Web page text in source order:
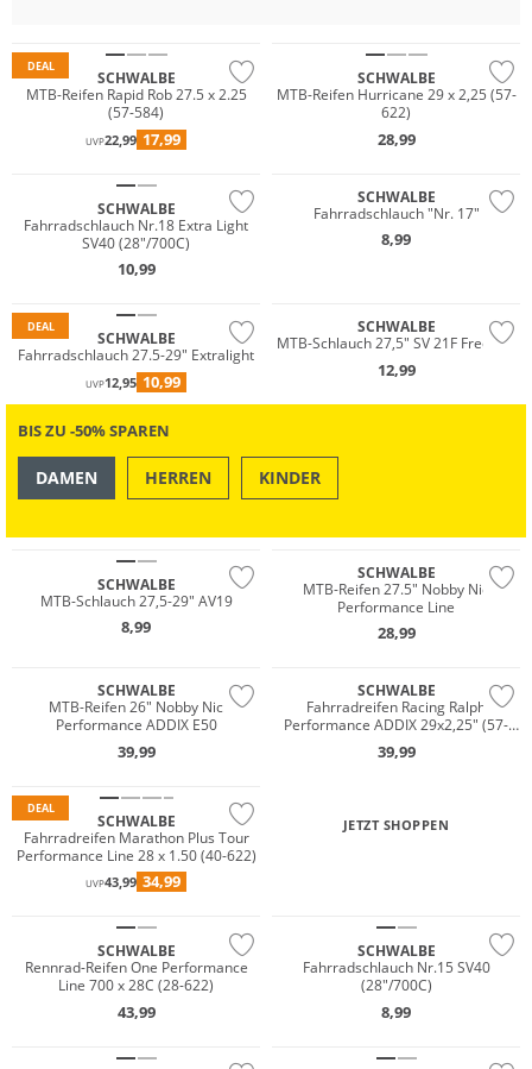
DEAL
SCHWALBE
MTB-Reifen Rapid Rob 27.5 x 2.25
(57-584)
UVP22,99 17,99
SCHWALBE
MTB-Reifen Hurricane 29 x 2,25 (57-
622)
28,99
SCHWALBE
Fahrradschlauch Nr.18 Extra Light
SV40 (28"/700C)
10,99
SCHWALBE
Fahrradschlauch "Nr. 17"
8,99
DEAL
SCHWALBE
Fahrradschlauch 27.5-29" Extralight
UVP12,95 10,99
SCHWALBE
MTB-Schlauch 27,5" SV 21F Freeride
12,99
BIS ZU -50% SPAREN
DAMEN HERREN KINDER
SCHWALBE
MTB-Schlauch 27,5-29" AV19
8,99
SCHWALBE
MTB-Reifen 27.5" Nobby Nic
Performance Line
28,99
SCHWALBE
MTB-Reifen 26" Nobby Nic
Performance ADDIX E50
39,99
SCHWALBE
Fahrradreifen Racing Ralph
Performance ADDIX 29x2,25" (57-
622)
39,99
DEAL
SCHWALBE
Fahrradreifen Marathon Plus Tour
Performance Line 28 x 1.50 (40-622)
UVP43,99 34,99
JETZT SHOPPEN
SCHWALBE
Rennrad-Reifen One Performance
Line 700 x 28C (28-622)
43,99
SCHWALBE
Fahrradschlauch Nr.15 SV40
(28"/700C)
8,99